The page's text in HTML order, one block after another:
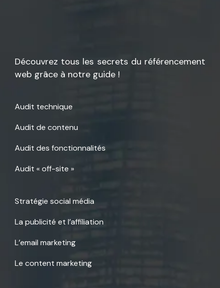
Découvrez tous les secrets du référencement
web grâce à notre guide !
Audit technique
Audit de contenu
Audit des fonctionnalités
Audit « off-site »
Stratégie social média
La publicité et l’affiliation
L’email marketing
Le content marketing